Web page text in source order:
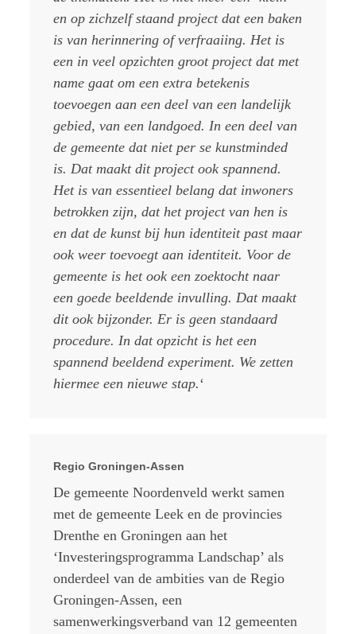
en op zichzelf staand project dat een baken
is van herinnering of verfraaiing. Het is
een in veel opzichten groot project dat met
name gaat om een extra betekenis
toevoegen aan een deel van een landelijk
gebied, van een landgoed. In een deel van
de gemeente dat niet per se kunstminded
is. Dat maakt dit project ook spannend.
Het is van essentieel belang dat inwoners
betrokken zijn, dat het project van hen is
en dat de kunst bij hun identiteit past maar
ook weer toevoegt aan identiteit. Voor de
gemeente is het ook een zoektocht naar
een goede beeldende invulling. Dat maakt
dit ook bijzonder. Er is geen standaard
procedure. In dat opzicht is het een
spannend beeldend experiment. We zetten
hiermee een nieuwe stap.‘
Regio Groningen-Assen
De gemeente Noordenveld werkt samen
met de gemeente Leek en de provincies
Drenthe en Groningen aan het
‘Investeringsprogramma Landschap’ als
onderdeel van de ambities van de Regio
Groningen-Assen, een
samenwerkingsverband van 12 gemeenten